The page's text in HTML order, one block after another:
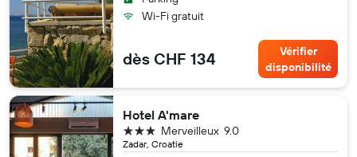
Wi-Fi gratuit
dès CHF 134
Vérifier
disponibilité
Hotel A'mare
Zadar, Croatie
9.0
Merveilleux
3 étoiles